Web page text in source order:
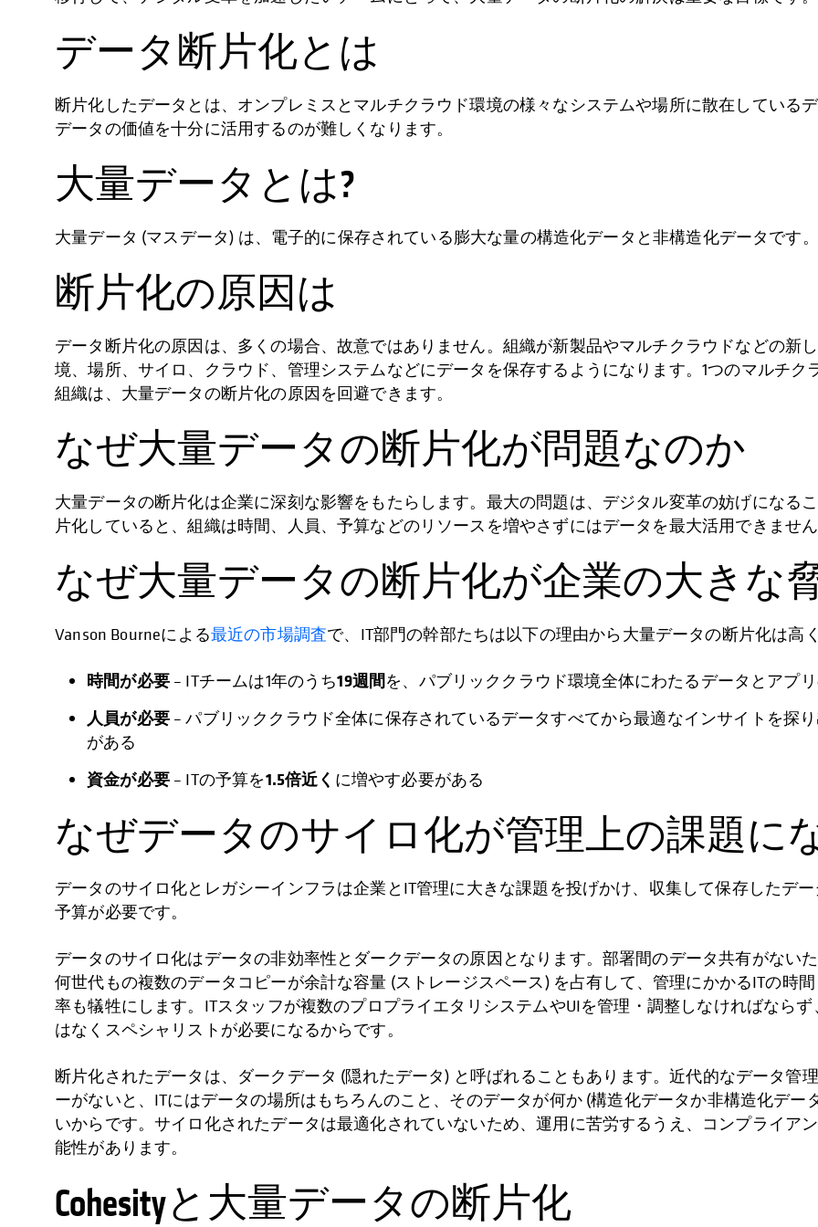
データ断片化とは
断片化したデータとは、オンプレミスとマルチクラウド環境の様々なシステムや場所に散在している
データの価値を十分に活用するのが難しくなります。
大量データとは?
大量データ (マスデータ) は、電子的に保存されている膨大な量の構造化データと非構造化データです。
断片化の原因は
データ断片化の原因は、多くの場合、故意ではありません。組織が新製品やマルチクラウドなどの新
境、場所、サイロ、クラウド、管理システムなどにデータを保存するようになります。1つのマルチ
組織は、大量データの断片化の原因を回避できます。
なぜ大量データの断片化が問題なのか
大量データの断片化は企業に深刻な影響をもたらします。最大の問題は、デジタル変革の妨げになる
片化していると、組織は時間、人員、予算などのリソースを増やさずにはデータを最大活用できませ
なぜ大量データの断片化が企業の大きな
Vanson Bourneによる最近の市場調査で、IT部門の幹部たちは以下の理由から大量データの断片化は高
時間が必要– ITチームは1年のうち19週間を、パブリッククラウド環境全体にわたるデータとアプ
人員が必要– パブリッククラウド全体に保存されているデータすべてから最適なインサイトを探
がある
資金が必要– ITの予算を1.5倍近く に増やす必要がある
なぜデータのサイロ化が管理上の課題に
データのサイロ化とレガシーインフラは企業とIT管理に大きな課題を投げかけ、収集して保存したデ
予算が必要です。
データのサイロ化はデータの非効率性とダークデータの原因となります。部署間のデータ共有がない
何世代もの複数のデータコピーが余計な容量 (ストレージスペース) を占有して、管理にかかるITの時
率も犠牲にします。ITスタッフが複数のプロプライエタリシステムやUIを管理・調整しなければなら
はなくスペシャリストが必要になるからです。
断片化されたデータは、ダークデータ (隠れたデータ) と呼ばれることもあります。近代的なデータ管
ーがないと、ITにはデータの場所はもちろんのこと、そのデータが何か (構造化データか非構造化デ
いからです。サイロ化されたデータは最適化されていないため、運用に苦労するうえ、コンプライア
能性があります。
Cohesityと大量データの断片化